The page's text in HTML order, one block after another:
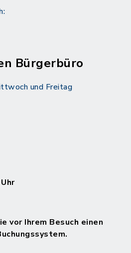
Bürgerbüro
und Freitag
vor Ihrem Besuch einen